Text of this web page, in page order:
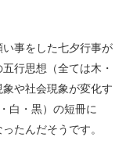
事をした七夕行事が
行思想（全ては木・
や社会現象が変化す
白・黒）の短冊に
たんだそうです。